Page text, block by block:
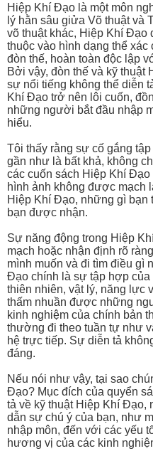
Hiệp Khí Đạo là một môn
lý hằn sâu giửa Võ thuật và
võ thuật khác, Hiệp Khí Đạo
thuộc vào hình dạng thể
đòn thế, hoàn toàn độc lập
Bởi vậy, đòn thế và kỹ thuật
sự nổi tiếng không thể diễn
Khí Đạo trở nên lôi cuốn,
những người bắt đầu nhập
hiểu.
Tôi thấy rằng sự cố gắng
gần như là bất khả, không
các cuốn sách Hiệp Khí
hình ảnh không được mạch
Hiệp Khí Đạo, những gì
bạn được nhận.
Sự năng động trong Hiệp
mạch hoặc nhận định rõ
mình muốn và đi tìm điều gì
Đạo chính là sự tập hợp của
thiên nhiên, vật lý, năng lực
thấm nhuần được những
kinh nghiệm của chính bản
thường đi theo tuần tự như
hệ trực tiếp. Sự diễn tả
đáng.
Nếu nói như vậy, tại sao
Đạo? Mục đích của quyển
tả về kỹ thuật Hiệp Khí Đạo,
dẫn sự chú ý của bạn, như
nhập môn, đến với các yếu
hương vị của các kinh